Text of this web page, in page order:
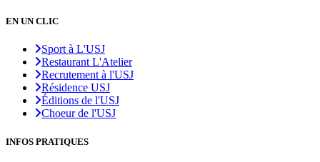
EN UN CLIC
Sport à L'USJ
Restaurant L'Atelier
Recrutement à l'USJ
Résidence USJ
Éditions de l'USJ
Choeur de l'USJ
INFOS PRATIQUES